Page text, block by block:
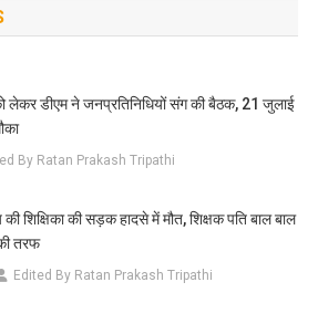
लेकर डीएम ने जनप्रतिनिधियों संग की बैठक, 21 जुलाई
By Ratan Prakash Tripathi
की शिक्षिका की सड़क हादसे में मौत, शिक्षक पति बाल बाल
तरफ
Edited By Ratan Prakash Tripathi